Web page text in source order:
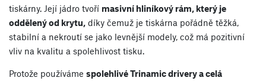
tiskárny. Její jádro tvoří masivní hliníkový rám, který je
oddělený od krytu, díky čemuž je tiskárna pořádně těžká,
stabilní a nekroutí se jako levnější modely, což má pozitivní
vliv na kvalitu a spolehlivost tisku.
Protože používáme spolehlivé Trinamic drivery a celá